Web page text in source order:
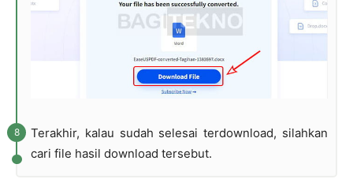
Terakhir, kalau sudah selesai terdownload, silahkan
cari file hasil download tersebut.